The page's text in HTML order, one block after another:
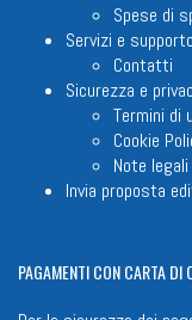
Spese di
Servizi e supporto
Contatti
Sicurezza e
Termini di
Cookie
Note legali
Invia proposta
PAGAMENTICON CARTA DI